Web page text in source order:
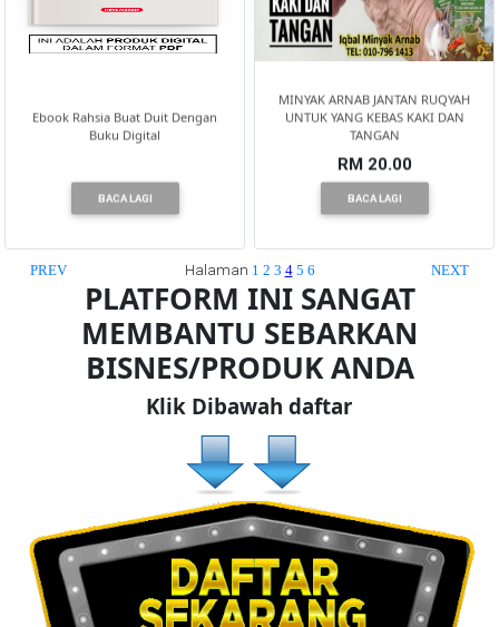
Ebook Rahsia Buat Duit Dengan
Buku Digital
BACA LAGI
MINYAK ARNAB JANTAN RUQYAH
UNTUK YANG KEBAS KAKI DAN
TANGAN
RM 20.00
BACA LAGI
PREV Halaman 1 2 3 4 5 6 NEXT
PLATFORM INI SANGAT
MEMBANTU SEBARKAN
BISNES/PRODUK ANDA
Klik Dibawah daftar